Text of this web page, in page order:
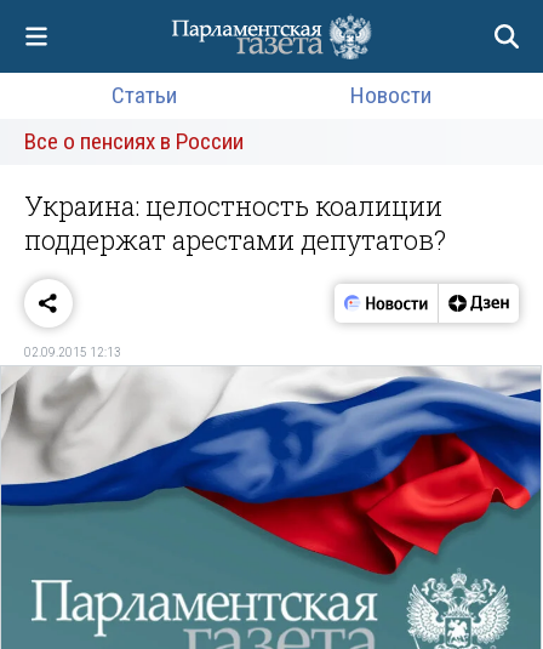
Статьи
Новости
Все о пенсиях в России
Украина: целостность коалиции
поддержат арестами депутатов?
02.09.2015 12:13